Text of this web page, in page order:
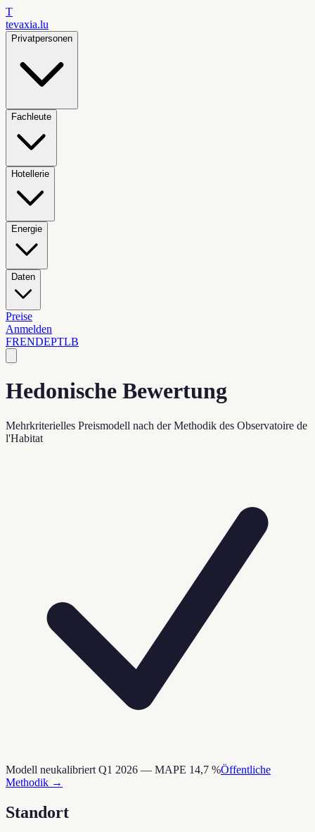
T
tevaxia.lu
Privatpersonen
Fachleute
Hotellerie
Energie
Daten
Preise
Anmelden
FRENDEPTLB
Hedonische Bewertung
Mehrkriterielles Preismodell nach der Methodik des Observatoire de
l'Habitat
Modell neukalibriert Q1 2026 — MAPE 14,7 %Öffentliche
Methodik →
Standort